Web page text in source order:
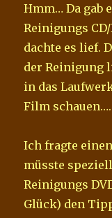
Hmm… Da gab
Reinigungs
dachte es lief.
der Reinigung
in das
Film
Ich fragte
müsste
Reinigungs
Glück) den